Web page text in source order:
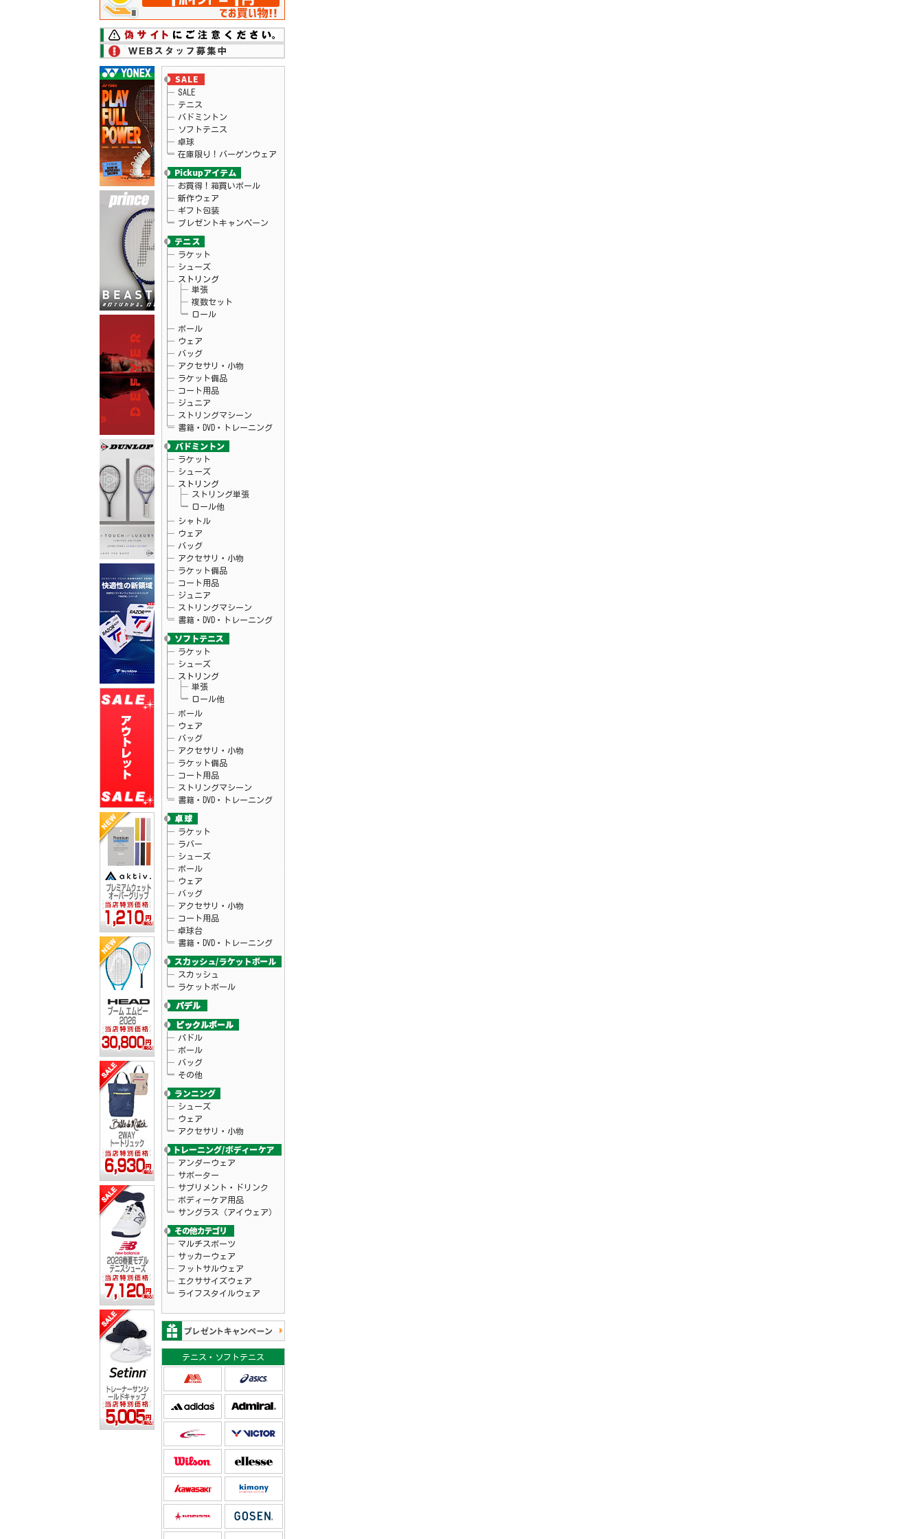
26.06.17 ダンロップ
テニスラケット「LX 800、LX 800 TOUR」シ
リーズ予約開始
26.06.17 ダンロップ
テニスラケット「LX 1000」シリーズ予約開
始
2026年秋冬モデルウェアが予約開始！
26.06.15 ニューバランス
2026年モデルのテニスシューズがプライス
ダウン！
26.06.11 スノワート
テニスラケット「ビタス100LS」予約受付
中！
26.06.09 ヨネックス
ヨネックス テニス シューズ「POWER
CUSHION AERUS DASH」予約開始
26.06.09 ヘッド
テニス バッグ ツアー バックパック 予
約開始！
26.06.09 ヘッド
テニスラケット「エクストリーム」シリー
ズ予約開始！
26.06.05 ヘッド
テニスラケット「パワー100」予約開始！
26.06.05 ヨネックス
テニスシューズ「パワークッションエアラ
スダッシュ」シリーズ新色 予約開始！
26.06.02 リーニン
バドミントンラケット「BLADEX 880 志田千
陽選手モデル」入荷！
FILA×mofusand コラボTシャツ入荷しまし
26.05.22 Christy
ウインブルドンチャンピオンシップ2025タ
オル プライスダウンしました♪
26.05.20 Christy
テニス アクセサリ・小物 チャンピオン
シップタオル
26.05.15 ダンロップ
テニスラケット「LX 800」シリーズ予約開
26.05.15 ダンロップ
テニスラケット「LX 1000」シリーズ予約開
26.05.15 バボラ
バボラテニスシューズ 「SFX EVO」予約開
始
26.05.15
バボラテニスシューズ 「JET TERE 2」予
約開始
ヨネックス
ソフトテニス ラケット「VOLTRAGE8」予約
開始
26.04.29 テクニファイバー
次世代ソフトモノフィラメントストリング
「レーザースピン」予約開始
26.04.24 お知らせ
当店のGW休暇中のお問い合わせ・出荷につ
26.04.15 ウィルソン
テニスラケット・バッグ「ブレード V10」
シリーズ販売開始！
26.04.15 ブルイク
「アスリートUVアンブレラ」予約開始！
26.04.10 アクティフ
テニスグリップテープ「プレミアムウェッ
トオーバーグリップ」新発売！
26.04.07 ウィルソン
テニスラケット「ローランギャロスチーム
102」予約開始！
26.04.07 ウィルソン
テニスラケット「ローランギャロスコレク
ションモデル」入荷しました♪
26.04.03 ゴーセン
夏企画Tシャツ・ロゴキャップ予約開始！
SALE
テニス
バドミントン
ソフトテニス
卓球
在庫限り！バーゲンウェア
お買得！箱買いボール
新作ウェア
ギフト包装
プレゼントキャンペーン
ラケット
シューズ
ストリング
単張
複数セット
ロール
ボール
ウェア
バッグ
アクセサリ・小物
ラケット備品
コート用品
ジュニア
ストリングマシーン
書籍・DVD・トレーニング
ラケット
シューズ
ストリング
ストリング単張
ロール他
シャトル
ウェア
バッグ
アクセサリ・小物
ラケット備品
コート用品
ジュニア
ストリングマシーン
書籍・DVD・トレーニング
ラケット
シューズ
ストリング
単張
ロール他
ボール
ウェア
バッグ
アクセサリ・小物
ラケット備品
コート用品
ストリングマシーン
書籍・DVD・トレーニング
ラケット
ラバー
シューズ
ボール
ウェア
バッグ
アクセサリ・小物
コート用品
卓球台
書籍・DVD・トレーニング
スカッシュ
ラケットボール
パドル
ボール
バッグ
その他
シューズ
ウェア
アクセサリ・小物
アンダーウェア
サポーター
サプリメント・ドリンク
ボディーケア用品
サングラス（アイウェア）
マルチスポーツ
サッカーウェア
フットサルウェア
エクササイズウェア
ライフスタイルウェア
テニス・ソフトテニス